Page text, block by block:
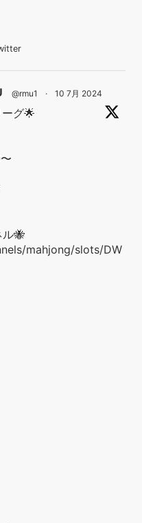
@rmu1 · 10 7月 2024
グ🌟
ル🐝
mahjong/slots/DW